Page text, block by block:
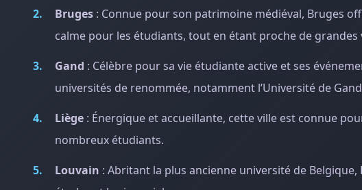
Bruges : Connue pour son patrimoine médiéval, Bruges
calme pour les étudiants, tout en étant proche de grandes
Gand : Célèbre pour sa vie étudiante active et ses
universités de renommée, notamment l’Université de
Liège : Énergique et accueillante, cette ville est connue
nombreux étudiants.
Louvain : Abritant la plus ancienne université de